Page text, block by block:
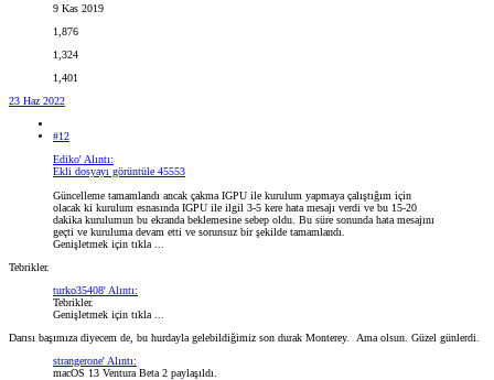
9 Kas 2019
1,876
1,324
1,401
23 Haz 2022
#12
Ediko' Alıntı:
Ekli dosyayı görüntüle 45553
Güncelleme tamamlandı ancak çakma IGPU ile kurulum yapmaya çalıştığım için
olacak ki kurulum esnasında IGPU ile ilgil 3-5 kere hata mesajı verdi ve bu 15-20
dakika kurulumun bu ekranda beklemesine sebep oldu. Bu süre sonunda hata mesajını
geçti ve kuruluma devam etti ve sorunsuz bir şekilde tamamlandı.
Genişletmek için tıkla ...
Tebrikler.
turko35408' Alıntı:
Tebrikler.
Genişletmek için tıkla ...
Darısı başımıza diyecem de, bu hurdayla gelebildiğimiz son durak Monterey.
Ama olsun. Güzel günlerdi.
strangerone' Alıntı:
macOS 13 Ventura Beta 2 paylaşıldı.